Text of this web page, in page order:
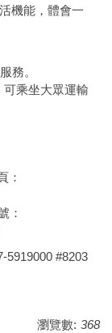
機能，體會一
務。
乘坐大眾運輸
：
：
5919000 #8203
瀏覽數: 368